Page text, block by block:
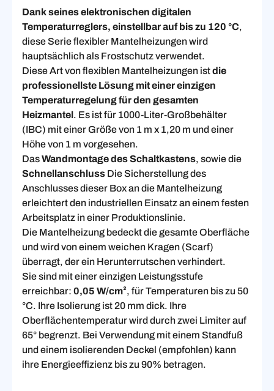
Dank seines elektronischen digitalen
Temperaturreglers, einstellbar auf bis zu 120 °C,
diese Serie flexibler Mantelheizungen wird
hauptsächlich als Frostschutz verwendet.
Diese Art von flexiblen Mantelheizungen istdie
professionellste Lösung mit einer einzigen
Temperaturregelung für den gesamten
Heizmantel. Es ist für 1000-Liter-Großbehälter
(IBC) mit einer Größe von 1 m x 1,20 m und einer
Höhe von 1 m vorgesehen.
DasWandmontage des Schaltkastens, sowie die
Schnellanschluss Die Sicherstellung des
Anschlusses dieser Box an die Mantelheizung
erleichtert den industriellen Einsatz an einem festen
Arbeitsplatz in einer Produktionslinie.
Die Mantelheizung bedeckt die gesamte Oberfläche
und wird von einem weichen Kragen (Scarf)
überragt, der ein Herunterrutschen verhindert.
Sie sind mit einer einzigen Leistungsstufe
erreichbar: 0,05 W/cm², für Temperaturen bis zu 50
°C. Ihre Isolierung ist 20 mm dick. Ihre
Oberflächentemperatur wird durch zwei Limiter auf
65° begrenzt. Bei Verwendung mit einem Standfuß
und einem isolierenden Deckel (empfohlen) kann
ihre Energieeffizienz bis zu 90% betragen.